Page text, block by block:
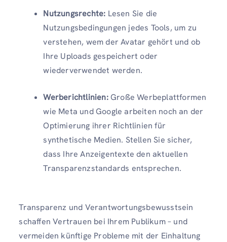
Nutzungsrechte: Lesen Sie die
Nutzungsbedingungen jedes Tools, um zu
verstehen, wem der Avatar gehört und ob
Ihre Uploads gespeichert oder
wiederverwendet werden.
Werberichtlinien:Große Werbeplattformen
wie Meta und Google arbeiten noch an der
Optimierung ihrer Richtlinien für
synthetische Medien. Stellen Sie sicher,
dass Ihre Anzeigentexte den aktuellen
Transparenzstandards entsprechen.
Transparenz und Verantwortungsbewusstsein
schaffen Vertrauen bei Ihrem Publikum – und
vermeiden künftige Probleme mit der Einhaltung